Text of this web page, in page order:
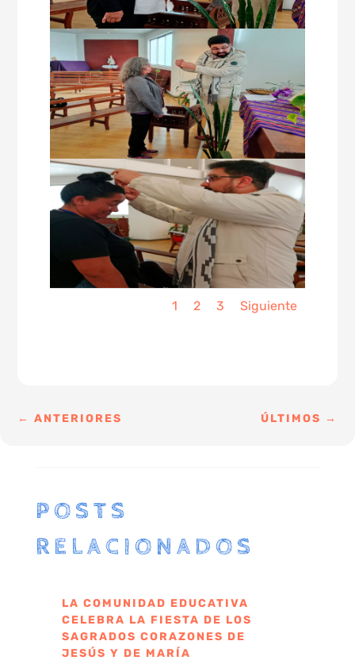
1 2 3 Siguiente
←ANTERIORES ÚLTIMOS →
POSTS
RELACIONADOS
LA COMUNIDAD EDUCATIVA
CELEBRA LA FIESTA DE LOS
SAGRADOS CORAZONES DE
JESÚS Y DE MARÍA